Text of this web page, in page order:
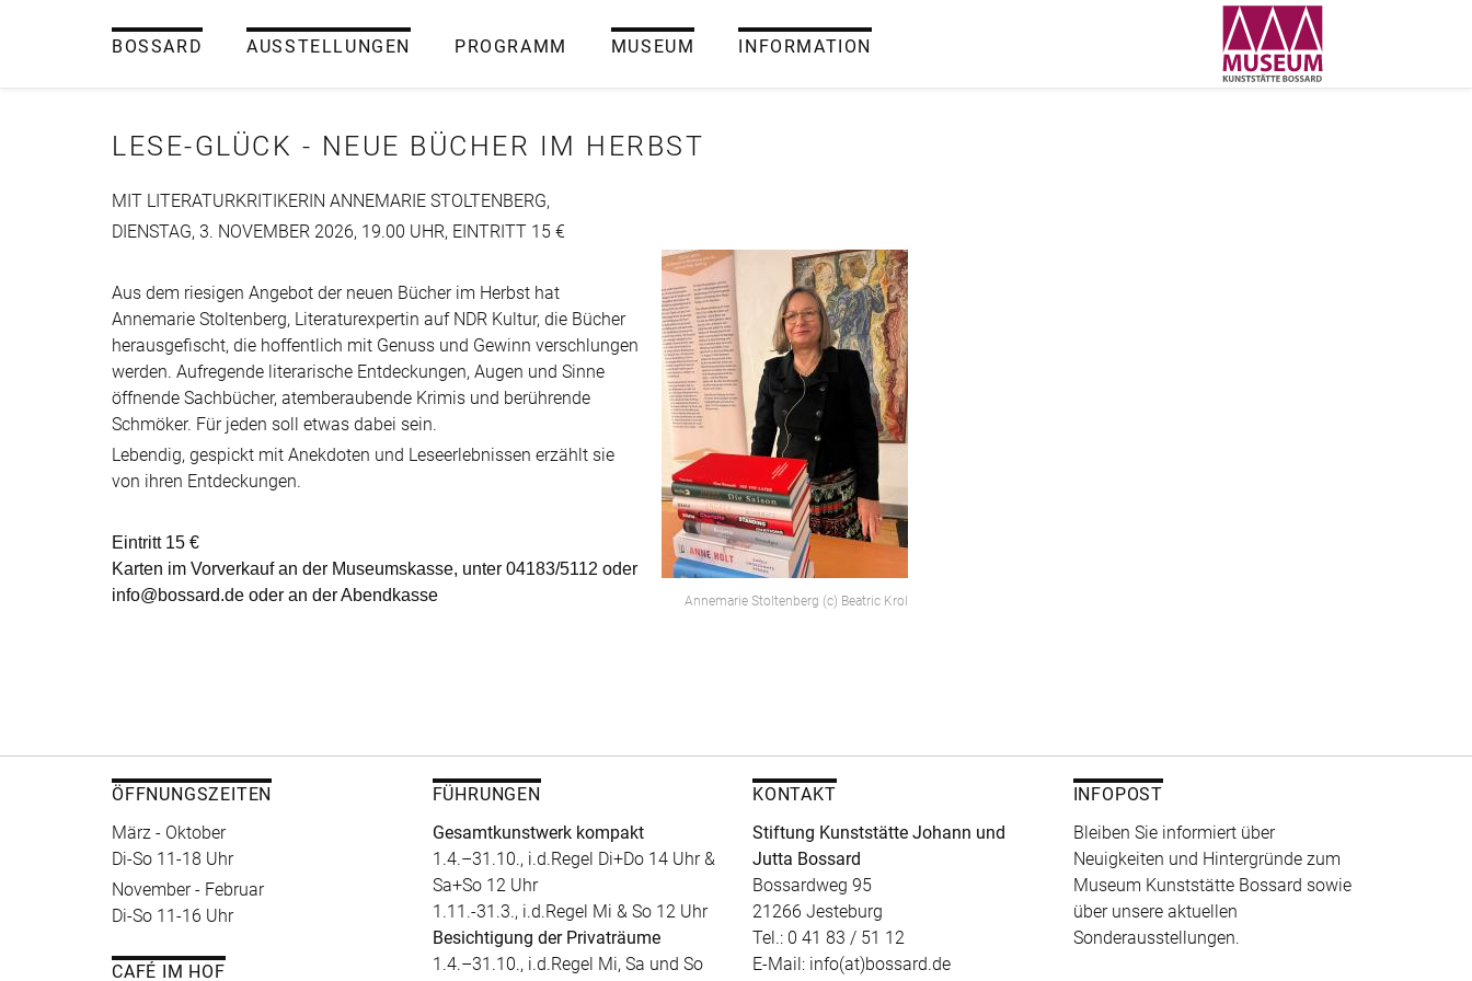
BOSSARD AUSSTELLUNGEN PROGRAMM MUSEUM INFORMATION
LESE-GLÜCK - NEUE BÜCHER IM HERBST
MIT LITERATURKRITIKERIN ANNEMARIE STOLTENBERG,
DIENSTAG, 3. NOVEMBER 2026, 19.00 UHR, EINTRITT 15 €
Annemarie Stoltenberg (c) Beatric Krol
Aus dem riesigen Angebot der neuen Bücher im Herbst hat
Annemarie Stoltenberg, Literaturexpertin auf NDR Kultur, die Bücher
herausgefischt, die hoffentlich mit Genuss und Gewinn verschlungen
werden. Aufregende literarische Entdeckungen, Augen und Sinne
öffnende Sachbücher, atemberaubende Krimis und berührende
Schmöker. Für jeden soll etwas dabei sein.
Lebendig, gespickt mit Anekdoten und Leseerlebnissen erzählt sie
von ihren Entdeckungen.
Eintritt 15 €
Karten im Vorverkauf an der Museumskasse, unter 04183/5112 oder
info@bossard.de oder an der Abendkasse
ÖFFNUNGSZEITEN
März - Oktober
Di-So 11-18 Uhr
November - Februar
Di-So 11-16 Uhr
CAFÉ IM HOF
FÜHRUNGEN
Gesamtkunstwerk kompakt
1.4.–31.10., i.d.Regel Di+Do 14 Uhr &
Sa+So 12 Uhr
1.11.-31.3., i.d.Regel Mi & So 12 Uhr
Besichtigung der Privaträume
1.4.–31.10., i.d.Regel Mi, Sa und So
KONTAKT
Stiftung Kunststätte Johann und
Jutta Bossard
Bossardweg 95
21266 Jesteburg
Tel.: 0 41 83 / 51 12
E-Mail: info(at)bossard.de
INFOPOST
Bleiben Sie informiert über
Neuigkeiten und Hintergründe zum
Museum Kunststätte Bossard sowie
über unsere aktuellen
Sonderausstellungen.